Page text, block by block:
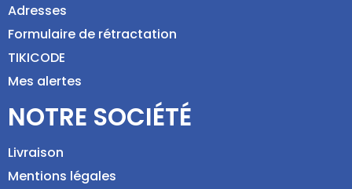
Adresses
Formulaire de rétractation
TIKICODE
Mes alertes
NOTRE SOCIÉTÉ
Livraison
Mentions légales